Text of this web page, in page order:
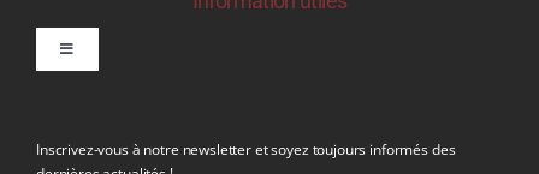
Toggle
Inscrivez-vous à notre newsletter et soyez toujours informés des